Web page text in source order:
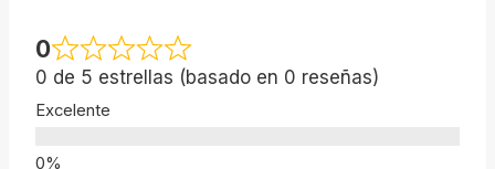
0
0 de 5 estrellas (basado en 0 reseñas)
Excelente